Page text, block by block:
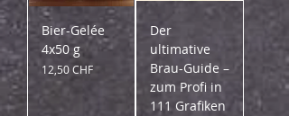
Bier-Gelée
4x50 g
Preis
12,50 CHF
Der
ultimative
Brau-Guide –
zum Profi in
111 Grafiken